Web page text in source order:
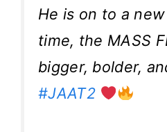
He is on to a
time, the MASS
bigger, bolder,
#JAAT2